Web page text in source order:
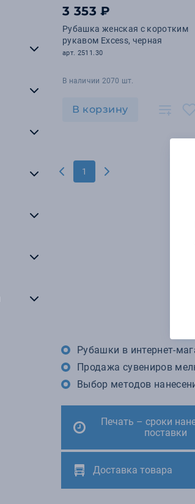
3 353 ₽
Рубашка женская с коротким
рукавом Excess, черная
арт. 2511.30
В наличии 2070 шт.
В корзину
1
Рубашки в интернет-
Продажа сувениров
Выбор методов
Печать – сроки
поставки
Доставка товара